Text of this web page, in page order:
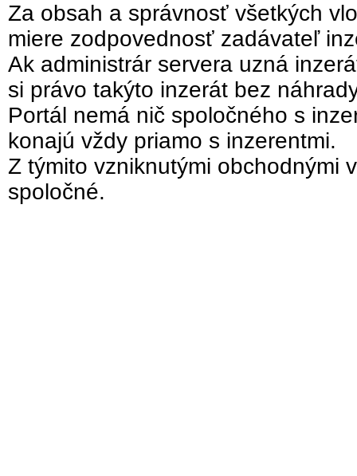
Za obsah a správnosť všetkých
miere zodpovednosť zadávateľ
Ak administrár servera uzná
si právo takýto inzerát bez
Portál nemá nič spoločného s
konajú vždy priamo s inzerentmi.
Z týmito vzniknutými obchodnými
spoločné.